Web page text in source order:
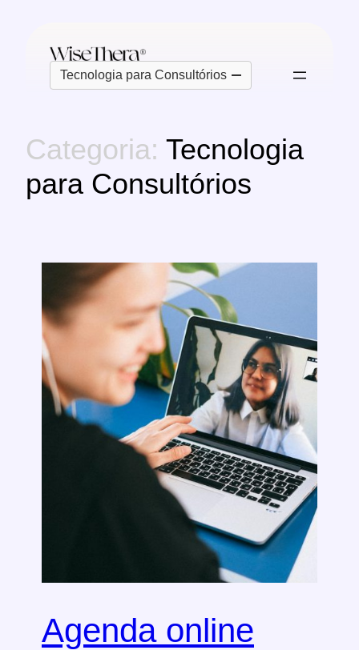
Categorias
Categoria: Tecnologia
para Consultórios
Agenda online